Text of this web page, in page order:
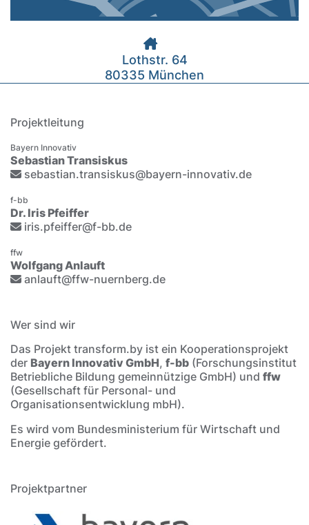
Lothstr. 64
80335 München
Projektleitung
Bayern Innovativ
Sebastian Transiskus
sebastian.transiskus@bayern-innovativ.de
f-bb
Dr. Iris Pfeiffer
iris.pfeiffer@f-bb.de
ffw
Wolfgang Anlauft
anlauft@ffw-nuernberg.de
Wer sind wir
Das Projekt transform.by ist ein Kooperationsprojekt
der Bayern Innovativ GmbH, f-bb (Forschungsinstitut
Betriebliche Bildung gemeinnützige GmbH) und ffw
(Gesellschaft für Personal- und
Organisationsentwicklung mbH).
Es wird vom Bundesministerium für Wirtschaft und
Energie gefördert.
Projektpartner